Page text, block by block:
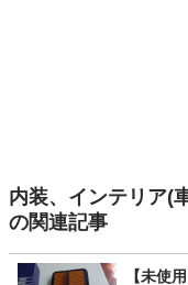
内装、インテリア(
の関連記事
【未使